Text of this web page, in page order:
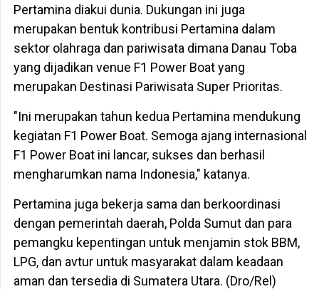
Pertamina diakui dunia. Dukungan ini juga
merupakan bentuk kontribusi Pertamina dalam
sektor olahraga dan pariwisata dimana Danau Toba
yang dijadikan venue F1 Power Boat yang
merupakan Destinasi Pariwisata Super Prioritas.
"Ini merupakan tahun kedua Pertamina mendukung
kegiatan F1 Power Boat. Semoga ajang internasional
F1 Power Boat ini lancar, sukses dan berhasil
mengharumkan nama Indonesia," katanya.
Pertamina juga bekerja sama dan berkoordinasi
dengan pemerintah daerah, Polda Sumut dan para
pemangku kepentingan untuk menjamin stok BBM,
LPG, dan avtur untuk masyarakat dalam keadaan
aman dan tersedia di Sumatera Utara. (Dro/Rel)